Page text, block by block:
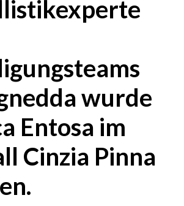
wurde
Entosa im
Cinzia Pinna